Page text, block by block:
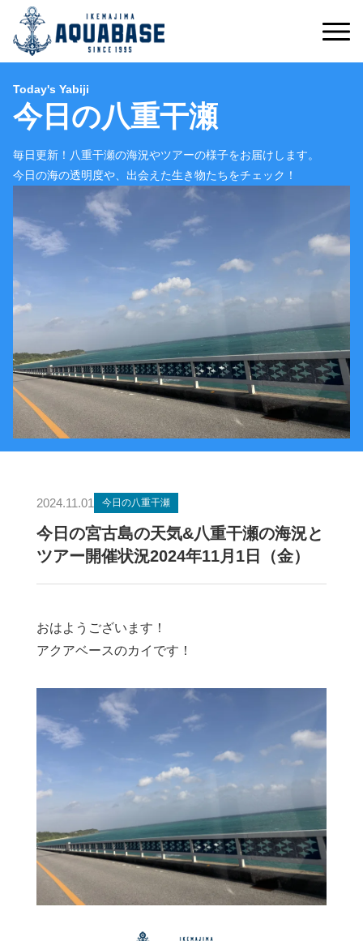
Today's Yabiji
今日の八重干瀬
毎日更新！八重干瀬の海況やツアーの様子をお届けします。
今日の海の透明度や、出会えた生き物たちをチェック！
2024.11.01 今日の八重干瀬
今日の宮古島の天気&八重干瀬の海況と
ツアー開催状況2024年11月1日（金）
おはようございます！
アクアベースのカイです！